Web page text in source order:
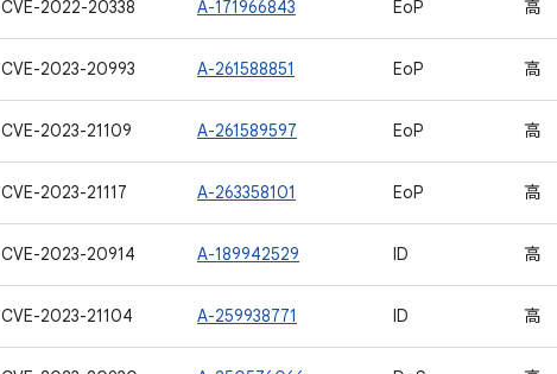
CVE-2022-20338 A-171966843 EoP 高
CVE-2023-20993 A-261588851 EoP 高
CVE-2023-21109 A-261589597 EoP 高
CVE-2023-21117 A-263358101 EoP 高
CVE-2023-20914 A-189942529 ID 高
CVE-2023-21104 A-259938771 ID 高